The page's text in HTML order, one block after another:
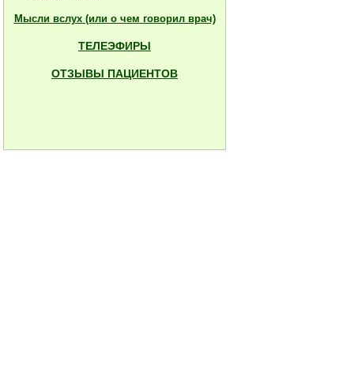
Мысли вслух (или о чем говорил врач)
ТЕЛЕЭФИРЫ
ОТЗЫВЫ ПАЦИЕНТОВ